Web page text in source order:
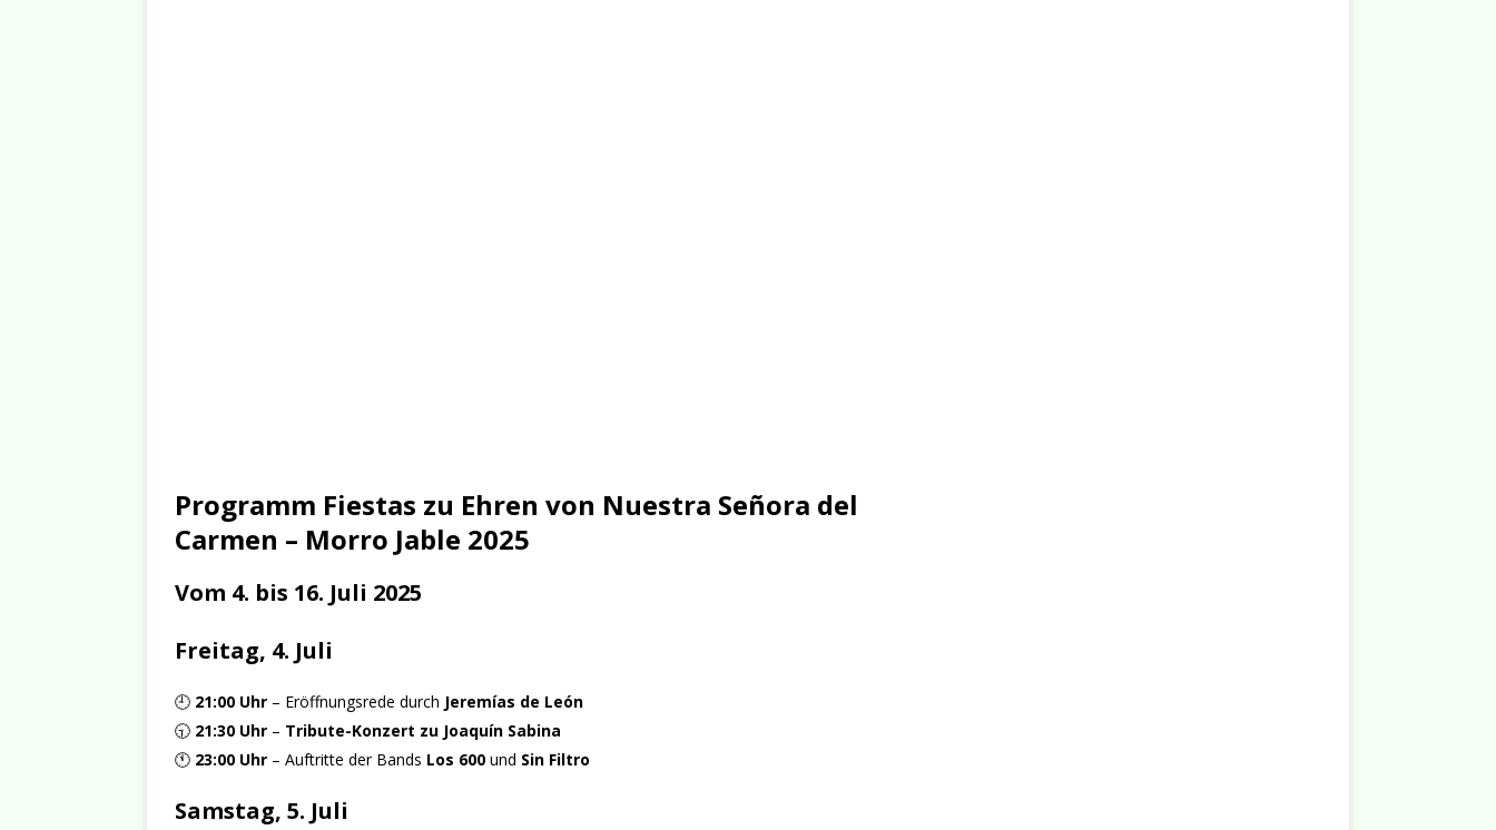
Programm Fiestas zu Ehren von Nuestra Señora del
Carmen – Morro Jable 2025
Vom 4. bis 16. Juli 2025
Freitag, 4. Juli
🕘 21:00 Uhr – Eröffnungsrede durch Jeremías de León
🕤 21:30 Uhr – Tribute-Konzert zu Joaquín Sabina
🕚 23:00 Uhr – Auftritte der Bands Los 600 und Sin Filtro
Samstag, 5. Juli